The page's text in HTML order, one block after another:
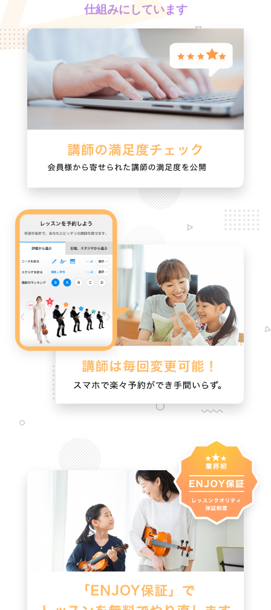
仕組みにしています